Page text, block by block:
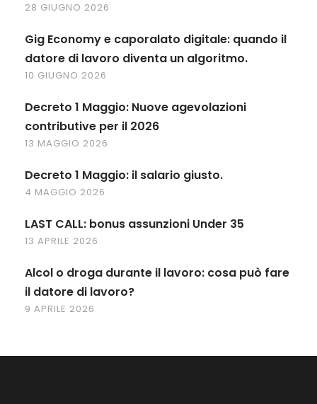
28 GIUGNO 2026
Gig Economy e caporalato digitale: quando il
datore di lavoro diventa un algoritmo.
10 GIUGNO 2026
Decreto 1 Maggio: Nuove agevolazioni
contributive per il 2026
13 MAGGIO 2026
Decreto 1 Maggio: il salario giusto.
4 MAGGIO 2026
LAST CALL: bonus assunzioni Under 35
13 APRILE 2026
Alcol o droga durante il lavoro: cosa può fare
il datore di lavoro?
9 APRILE 2026